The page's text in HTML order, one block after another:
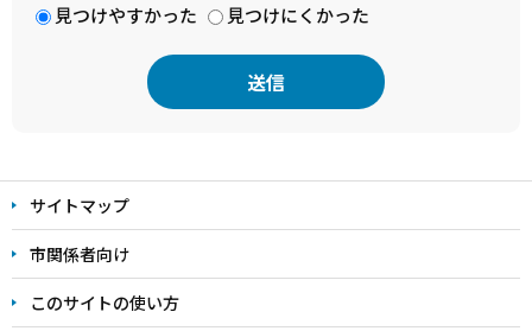
見つけやすかった
見つけにくかった
文
こ
こ
ま
で
サイトマップ
市関係者向け
このサイトの使い方